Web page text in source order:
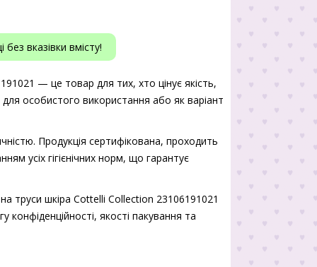
вказівки вмісту!
— це товар для тих, хто цінує якість,
особистого використання або як варіант
Продукція сертифікована, проходить
усіх гігієнічних норм, що гарантує
труси шкіра Cottelli Collection 23106191021
конфіденційності, якості пакування та